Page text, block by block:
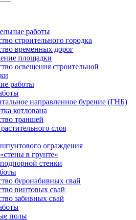
работы
строительного городка
временных дорог
площадки
освещения строительной
работы
направленное бурение (ГНБ)
котлована
траншей
слоя
ограждения
в грунте»
стенки
буронабивных свай
винтовых свай
забивных свай
полы